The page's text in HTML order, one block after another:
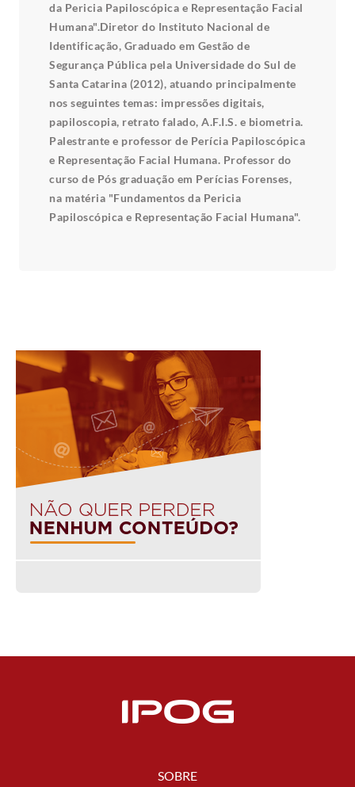
da Pericia Papiloscópica e Representação Facial
Humana".Diretor do Instituto Nacional de
Identificação, Graduado em Gestão de
Segurança Pública pela Universidade do Sul de
Santa Catarina (2012), atuando principalmente
nos seguintes temas: impressões digitais,
papiloscopia, retrato falado, A.F.I.S. e biometria.
Palestrante e professor de Perícia Papiloscópica
e Representação Facial Humana. Professor do
curso de Pós graduação em Perícias Forenses,
na matéria "Fundamentos da Pericia
Papiloscópica e Representação Facial Humana".
SOBRE